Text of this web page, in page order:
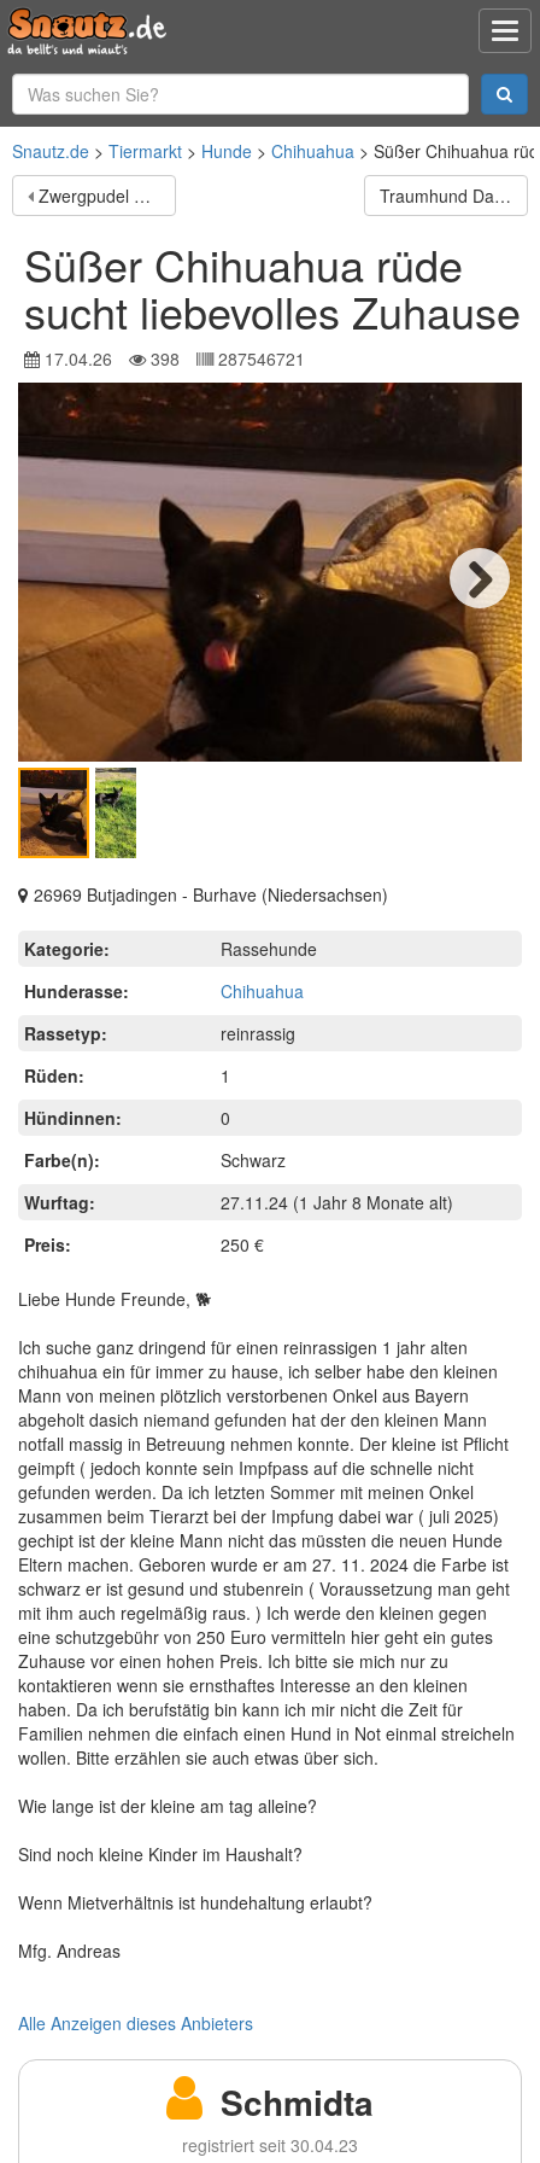
Snautz.de Tiermarkt Hunde Chihuahua
Süßer Chihuahua
Zwergpudel Welpen
Traumhund Dante sucht Zuhause
Süßer Chihuahua rüde
sucht liebevolles Zuhause
17.04.26 398 287546721
Next
26969 Butjadingen - Burhave (Niedersachsen)
Kategorie:
Rassehunde
Hunderasse:
Chihuahua
Rassetyp:
reinrassig
Rüden:
1
Hündinnen:
0
Farbe(n):
Schwarz
Wurftag:
27.11.24 (1 Jahr 8 Monate alt)
Preis:
250 €
Liebe Hunde Freunde, 🐕
Ich suche ganz dringend für einen reinrassigen 1 jahr alten
chihuahua ein für immer zu hause, ich selber habe den kleinen
Mann von meinen plötzlich verstorbenen Onkel aus Bayern
abgeholt dasich niemand gefunden hat der den kleinen Mann
notfall massig in Betreuung nehmen konnte. Der kleine ist Pflicht
geimpft ( jedoch konnte sein Impfpass auf die schnelle nicht
gefunden werden. Da ich letzten Sommer mit meinen Onkel
zusammen beim Tierarzt bei der Impfung dabei war ( juli 2025)
gechipt ist der kleine Mann nicht das müssten die neuen Hunde
Eltern machen. Geboren wurde er am 27. 11. 2024 die Farbe ist
schwarz er ist gesund und stubenrein ( Voraussetzung man geht
mit ihm auch regelmäßig raus. ) Ich werde den kleinen gegen
eine schutzgebühr von 250 Euro vermitteln hier geht ein gutes
Zuhause vor einen hohen Preis. Ich bitte sie mich nur zu
kontaktieren wenn sie ernsthaftes Interesse an den kleinen
haben. Da ich berufstätig bin kann ich mir nicht die Zeit für
Familien nehmen die einfach einen Hund in Not einmal streicheln
wollen. Bitte erzählen sie auch etwas über sich.
Wie lange ist der kleine am tag alleine?
Sind noch kleine Kinder im Haushalt?
Wenn Mietverhältnis ist hundehaltung erlaubt?
Mfg. Andreas
Alle Anzeigen dieses Anbieters
Schmidta
registriert seit 30.04.23